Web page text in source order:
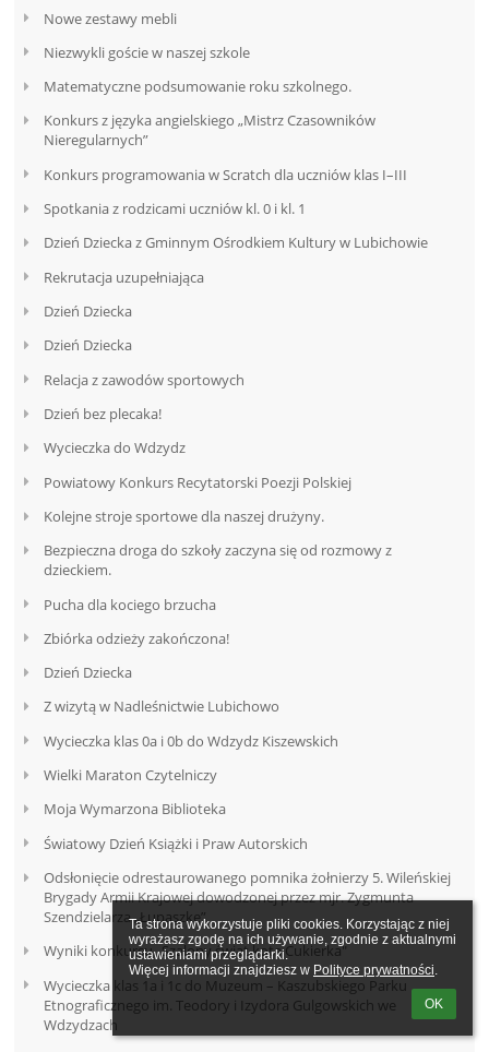
Ta strona wykorzystuje pliki cookies. Korzystając z niej
wyrażasz zgodę na ich używanie, zgodnie z aktualnymi
ustawieniami przeglądarki.
Więcej informacji znajdziesz w Polityce prywatności.
OK
Nowe zestawy mebli
Niezwykli goście w naszej szkole
Matematyczne podsumowanie roku szkolnego.
Konkurs z języka angielskiego „Mistrz Czasowników
Nieregularnych”
Konkurs programowania w Scratch dla uczniów klas I–III
Spotkania z rodzicami uczniów kl. 0 i kl. 1
Dzień Dziecka z Gminnym Ośrodkiem Kultury w Lubichowie
Rekrutacja uzupełniająca
Dzień Dziecka
Dzień Dziecka
Relacja z zawodów sportowych
Dzień bez plecaka!
Wycieczka do Wdzydz
Powiatowy Konkurs Recytatorski Poezji Polskiej
Kolejne stroje sportowe dla naszej drużyny.
Bezpieczna droga do szkoły zaczyna się od rozmowy z
dzieckiem.
Pucha dla kociego brzucha
Zbiórka odzieży zakończona!
Dzień Dziecka
Z wizytą w Nadleśnictwie Lubichowo
Wycieczka klas 0a i 0b do Wdzydz Kiszewskich
Wielki Maraton Czytelniczy
Moja Wymarzona Biblioteka
Światowy Dzień Książki i Praw Autorskich
Odsłonięcie odrestaurowanego pomnika żołnierzy 5. Wileńskiej
Brygady Armii Krajowej dowodzonej przez mjr. Zygmunta
Szendzielarza „Łupaszkę”
Wyniki konkursu „Szalony świat kota Cukierka"
Wycieczka klas 1a i 1c do Muzeum – Kaszubskiego Parku
Etnograficznego im. Teodory i Izydora Gulgowskich we
Wdzydzach